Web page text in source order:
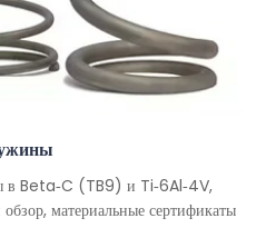
в Beta-C (TB9) и Ti-6Al-4V,
материальные сертификаты